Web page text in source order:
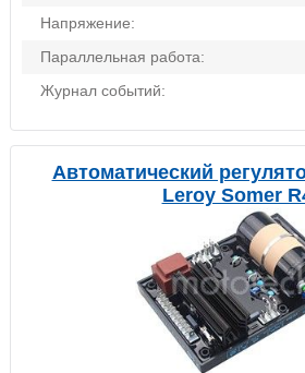
Напряжение:
Параллельная работа:
Журнал событий:
Автоматический
Leroy Somer